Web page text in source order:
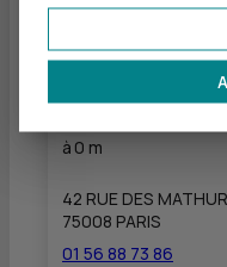
Fermé, ouvre à
BANQUE
à 0 m
42 RUE DES
75008 PARIS
01 56 88 73 86